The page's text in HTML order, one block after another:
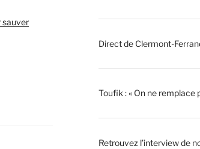
sauver
Direct de Clermont-
Toufik : « On ne remplace
Retrouvez l’interview de